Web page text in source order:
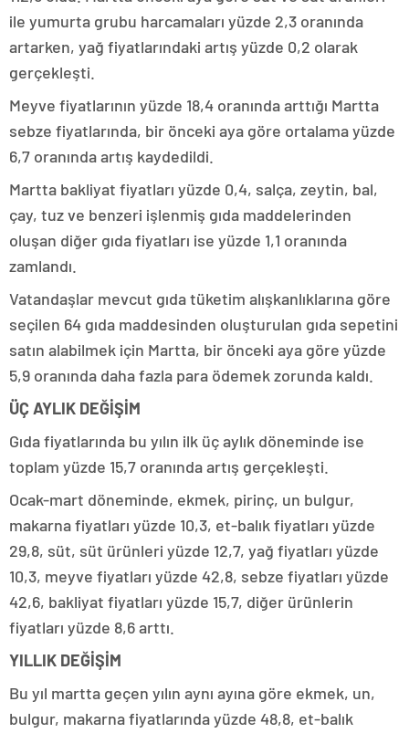
ile yumurta grubu harcamaları yüzde 2,3 oranında
artarken, yağ fiyatlarındaki artış yüzde 0,2 olarak
gerçekleşti.
Meyve fiyatlarının yüzde 18,4 oranında arttığı Martta
sebze fiyatlarında, bir önceki aya göre ortalama yüzde
6,7 oranında artış kaydedildi.
Martta bakliyat fiyatları yüzde 0,4, salça, zeytin, bal,
çay, tuz ve benzeri işlenmiş gıda maddelerinden
oluşan diğer gıda fiyatları ise yüzde 1,1 oranında
zamlandı.
Vatandaşlar mevcut gıda tüketim alışkanlıklarına göre
seçilen 64 gıda maddesinden oluşturulan gıda sepetini
satın alabilmek için Martta, bir önceki aya göre yüzde
5,9 oranında daha fazla para ödemek zorunda kaldı.
ÜÇ AYLIK DEĞİŞİM
Gıda fiyatlarında bu yılın ilk üç aylık döneminde ise
toplam yüzde 15,7 oranında artış gerçekleşti.
Ocak-mart döneminde, ekmek, pirinç, un bulgur,
makarna fiyatları yüzde 10,3, et-balık fiyatları yüzde
29,8, süt, süt ürünleri yüzde 12,7, yağ fiyatları yüzde
10,3, meyve fiyatları yüzde 42,8, sebze fiyatları yüzde
42,6, bakliyat fiyatları yüzde 15,7, diğer ürünlerin
fiyatları yüzde 8,6 arttı.
YILLIK DEĞİŞİM
Bu yıl martta geçen yılın aynı ayına göre ekmek, un,
bulgur, makarna fiyatlarında yüzde 48,8, et-balık